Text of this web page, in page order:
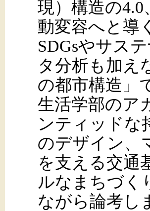
現）構造の
動変容へと導
SDGsやサス
タ分析も加え
の都市構造」
生活学部のア
ンティッドな
のデザイン、
を支える交通
ルなまちづく
ながら論考し